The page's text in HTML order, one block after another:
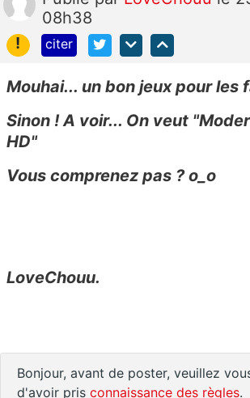
08h38
!
citer
Mouhai... un bon jeux pour les
Sinon ! A voir... On veut
HD"
Vous comprenez pas ? o_o
LoveChouu.
Bonjour, avant de poster, veuillez
d'avoir pris connaissance des règles.